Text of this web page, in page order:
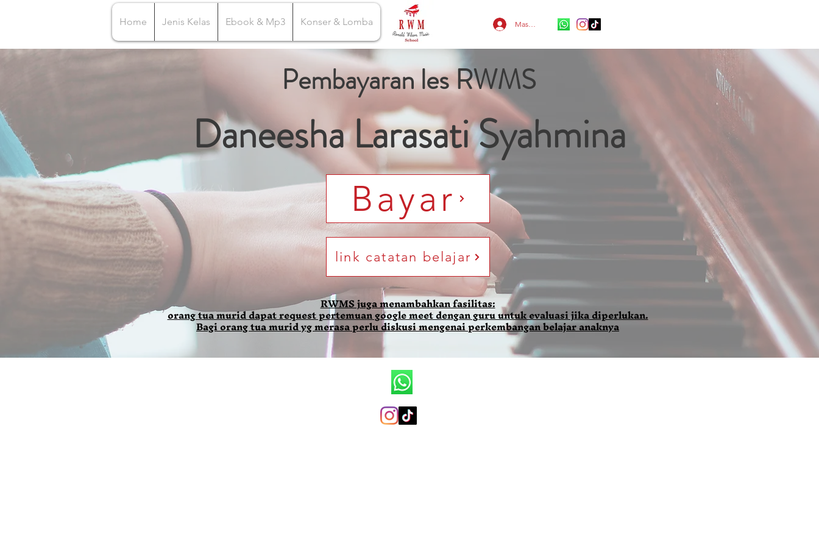
Home Jenis Kelas Ebook & Mp3 Konser & Lomba Masuk
Pembayaran les RWMS
Daneesha Larasati Syahmina
Bayar
link catatan belajar
RWMS juga menambahkan fasilitas:
orang tua murid dapat request pertemuan google meet dengan guru untuk evaluasi jika diperlukan.
Bagi orang tua murid yg merasa perlu diskusi mengenai perkembangan belajar anaknya